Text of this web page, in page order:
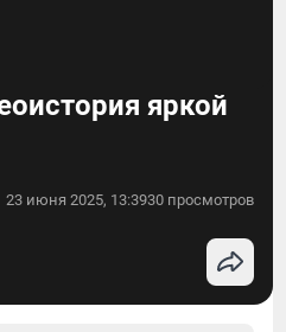
яркой
23 июня 2025, 13:3930 просмотров